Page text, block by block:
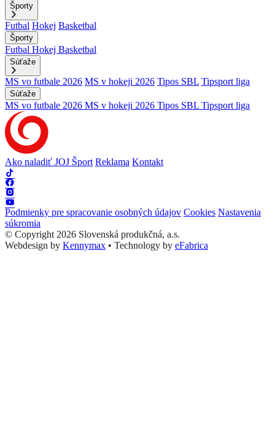
Športy
Futbal Hokej Basketbal
Športy
Futbal Hokej Basketbal
Súťaže
MS vo futbale 2026 MS v hokeji 2026 Tipos SBL Tipsport liga
Súťaže
MS vo futbale 2026 MS v hokeji 2026 Tipos SBL Tipsport liga
Ako naladiť JOJ Šport Reklama Kontakt
Podmienky pre spracovanie osobných údajov Cookies Nastavenia
súkromia
© Copyright 2026 Slovenská produkčná, a.s.
Webdesign by Kennymax • Technology by eFabrica